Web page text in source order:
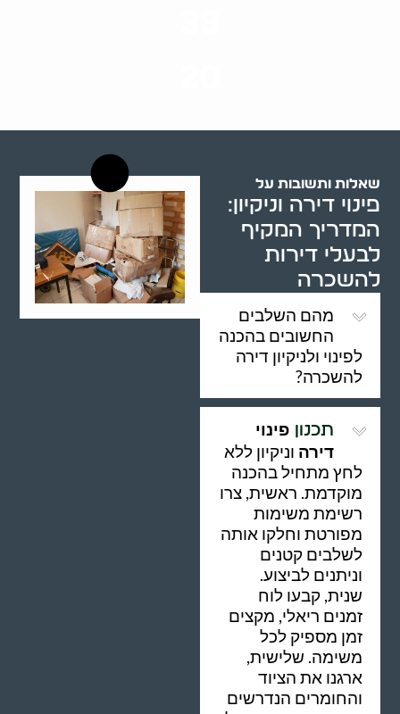
שאלות ותשובות על
פינוי דירה וניקיון:
המדריך המקיף
לבעלי דירות
להשכרה
מהם השלבים
החשובים בהכנה
לפינוי ולניקיון דירה
להשכרה?
תכנוןפינוי
דירה וניקיון ללא
לחץ מתחיל בהכנה
מוקדמת. ראשית, צרו
רשימת משימות
מפורטת וחלקו אותה
לשלבים קטנים
וניתנים לביצוע.
שנית, קבעו לוח
זמנים ריאלי, מקצים
זמן מספיק לכל
משימה. שלישית,
ארגנו את הציוד
והחומרים הנדרשים